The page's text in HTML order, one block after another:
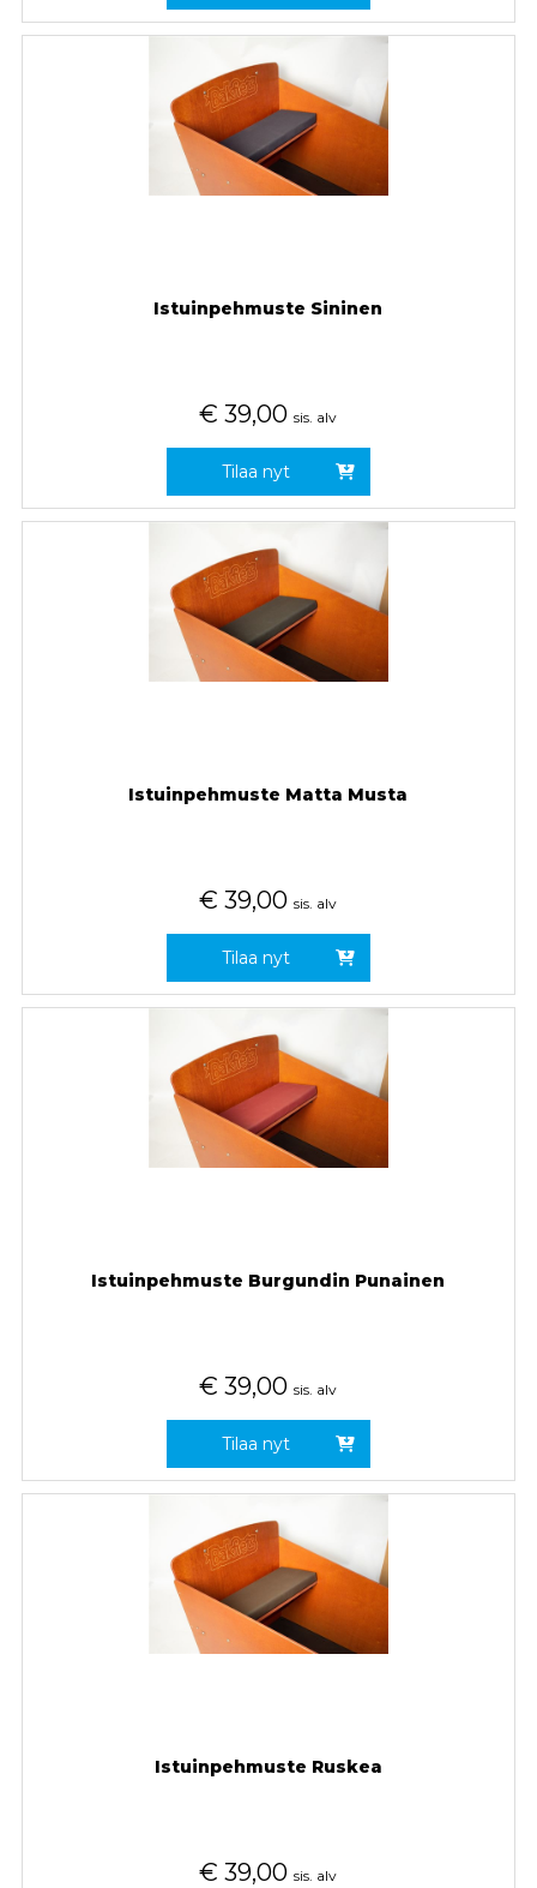
Istuinpehmuste Sininen
€ 39,00 sis. alv
Tilaa nyt
Istuinpehmuste Matta Musta
€ 39,00 sis. alv
Tilaa nyt
Istuinpehmuste Burgundin Punainen
€ 39,00 sis. alv
Tilaa nyt
Istuinpehmuste Ruskea
€ 39,00 sis. alv